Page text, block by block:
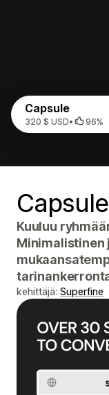
Capsule
320 $ USD• 96%
Capsule
Kuuluu
Minimalistinen
kehittäjä: Superfine